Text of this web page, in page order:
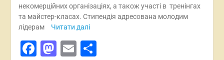
некомерційних організаціях, а також участі в тренінгах
та майстер-класах. Стипендія адресована молодим
лідерам
Читати далі
Facebook
Mastodon
EmailПоділитися